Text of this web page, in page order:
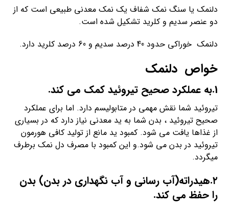
دلنمک یا سنگ نمک شفاف یک نمک معدنی طبیعی است که از
دو عنصر سدیم و کلرید تشکیل شده است.
دلنمک خوراکی حدود 40 درصد سدیم و 60 درصد کلرید دارد.
خواص دلنمک
1.به عملکرد صحیح تیروئید کمک می کند.
تیروئید شما نقش مهمی در متابولیسم دارد. اما برای عملکرد
صحیح تیروئید ، بدن شما به ید معدنی نیاز دارد که در بسیاری
از غذاها یافت می شود. کمبود ید مانع از تولید کافی هورمون
تیروئید در بدن می شود.و این کمبود با مصرف دل نمک برطرف
میگردد.
۲.هیدراته(آب رسانی و آب نگهداری در بدن) بدن
را حفظ می کند.